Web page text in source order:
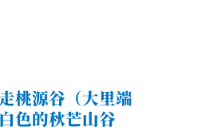
桃源谷（大里端
色的秋芒山谷